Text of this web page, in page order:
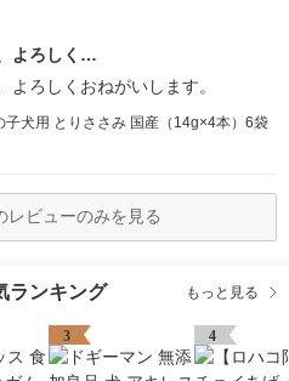
よろしく…
ろしくおねがいします。
犬用 とりささみ 国産（14g×4本）6袋
レビューのみを見る
ランキング もっと見る
3 4